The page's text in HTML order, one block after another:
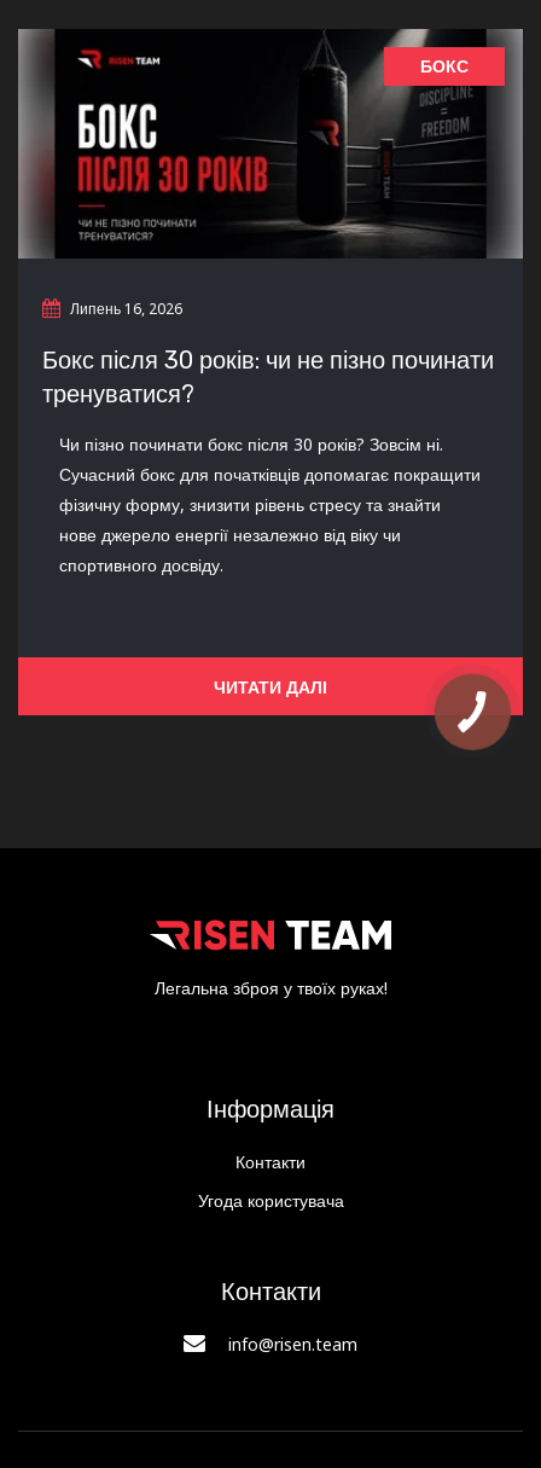
БОКС
Липень 16, 2026
Бокс після 30 років: чи не пізно починати
тренуватися?
Чи пізно починати бокс після 30 років? Зовсім ні.
Сучасний бокс для початківців допомагає покращити
фізичну форму, знизити рівень стресу та знайти
нове джерело енергії незалежно від віку чи
спортивного досвіду.
ЧИТАТИ ДАЛІ
Легальна зброя у твоїх руках!
Інформація
Контакти
Угода користувача
Контакти
info@risen.team